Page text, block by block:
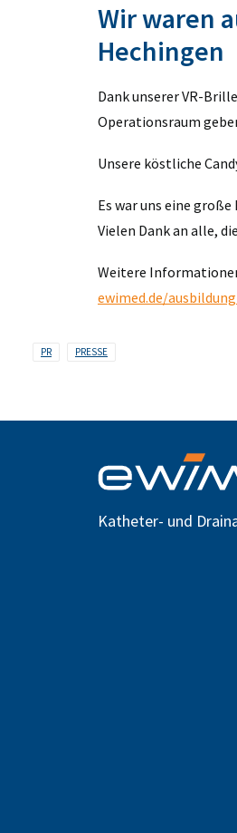
Wir waren
Hechingen
Dank unserer VR-
Operationsraum
Unsere köstliche
Es war uns eine
Vielen Dank an alle,
Weitere
ewimed.de/
PR PRESSE
Katheter- und